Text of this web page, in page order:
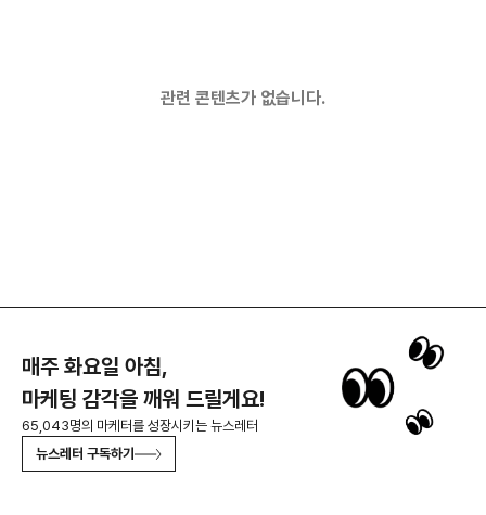
관련 콘텐츠가 없습니다.
매주 화요일 아침,
마케팅 감각을 깨워 드릴게요!
65,043명의 마케터를 성장시키는 뉴스레터
뉴스레터 구독하기